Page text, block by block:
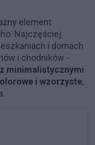
element
Najczęściej
i domach
i chodników -
z minimalistycznymi
i wzorzyste,